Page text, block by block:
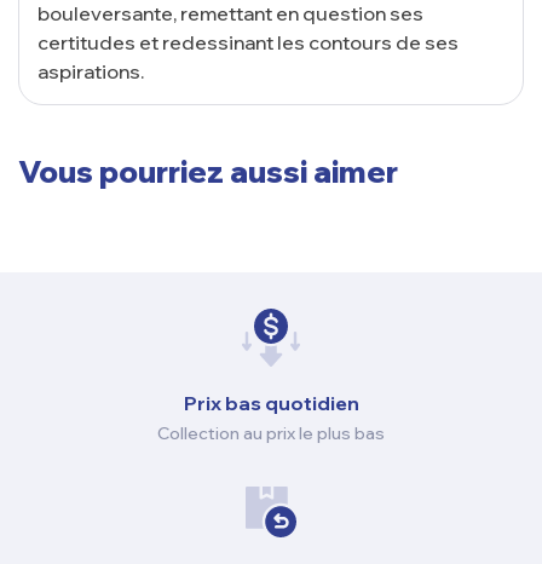
bouleversante, remettant en question ses
certitudes et redessinant les contours de ses
aspirations.
Vous pourriez aussi aimer
Prix ​​bas quotidien
Collection au prix le plus bas